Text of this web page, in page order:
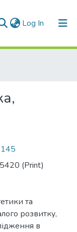
Log In (current)
(Print)
та
розвитку,
в